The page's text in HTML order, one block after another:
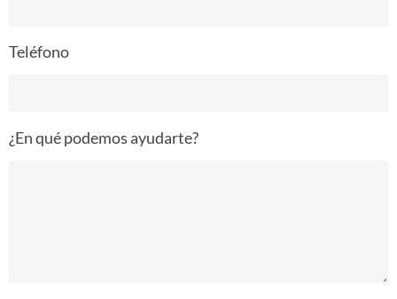
Teléfono
¿En qué podemos ayudarte?